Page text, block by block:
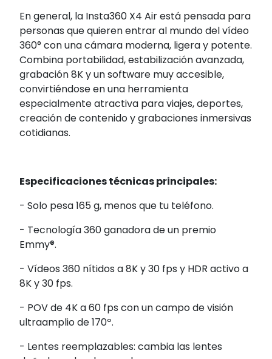
En general, la Insta360 X4 Air está pensada para
personas que quieren entrar al mundo del vídeo
360° con una cámara moderna, ligera y potente.
Combina portabilidad, estabilización avanzada,
grabación 8K y un software muy accesible,
convirtiéndose en una herramienta
especialmente atractiva para viajes, deportes,
creación de contenido y grabaciones inmersivas
cotidianas.
Especificaciones técnicas principales:
- Solo pesa 165 g, menos que tu teléfono.
- Tecnología 360 ganadora de un premio
Emmy®.
- Vídeos 360 nítidos a 8K y 30 fps y HDR activo a
8K y 30 fps.
- POV de 4K a 60 fps con un campo de visión
ultraamplio de 170º.
- Lentes reemplazables: cambia las lentes